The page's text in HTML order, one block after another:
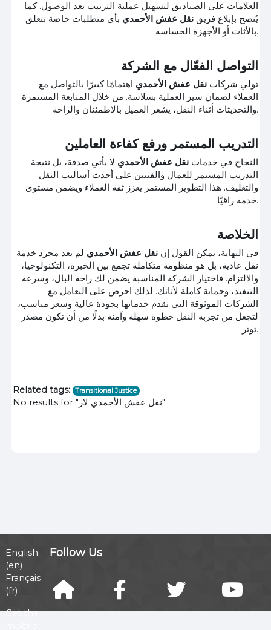
العلامات على الصناديق لتسهيل عملية الترتيب بعد الوصول. كما
يُنصح بإبلاغ فريق نقل عفش الأحمدي بأي متطلبات خاصة تتعلق
بالأثاث أو الأجهزة الحساسة.
التواصل الفعّال مع الشركة
تولي شركات نقل عفش الأحمدي اهتمامًا كبيرًا بالتواصل مع
العملاء لضمان سير العملية بسلاسة. من خلال المتابعة المستمرة
والتحديثات أثناء النقل، يشعر العميل بالاطمئنان والراحة.
التدريب المستمر ورفع كفاءة العاملين
النجاح في خدمات نقل عفش الأحمدي لا يأتي صدفة، بل نتيجة
التدريب المستمر للعمال والفنيين على أحدث أساليب النقل
والتغليف. هذا التطوير المستمر يعزز ثقة العملاء ويضمن مستوى
خدمة راقيًا.
الخلاصة
في النهاية، يمكن القول إن نقل عفش الأحمدي لم يعد مجرد خدمة
نقل عادية، بل هو منظومة متكاملة تجمع بين الخبرة، التكنولوجيا،
والالتزام. فاختيار الشركة المناسبة يضمن لك راحة البال، وسرعة
التنفيذ، وحماية كاملة لأثاثك. لذلك احرص على التعامل مع
الشركات الموثوقة التي تقدم خدماتها بجودة عالية وسعر مناسب،
لتجعل من تجربة النقل خطوة سهلة وآمنة بدلًا من أن تكون مصدر
توتر.
Related tags: Transitional Justice
No results for "نقل عفش الأحمدي لار"
English
‎(en)‎
Français
‎(fr)‎
Get the
Follow Us